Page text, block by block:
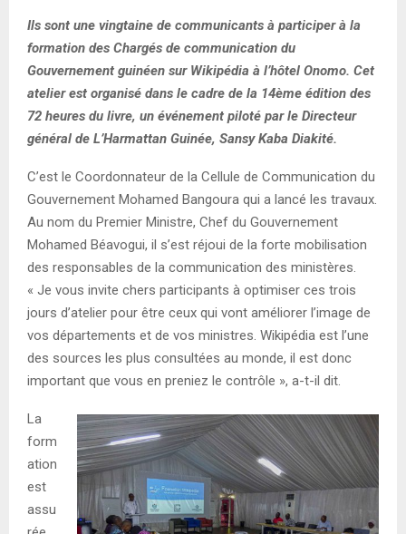
Ils sont une vingtaine de communicants à participer à la
formation des Chargés de communication du
Gouvernement guinéen sur Wikipédia à l’hôtel Onomo. Cet
atelier est organisé dans le cadre de la 14ème édition des
72 heures du livre, un événement piloté par le Directeur
général de L’Harmattan Guinée, Sansy Kaba Diakité.
C’est le Coordonnateur de la Cellule de Communication du
Gouvernement Mohamed Bangoura qui a lancé les travaux.
Au nom du Premier Ministre, Chef du Gouvernement
Mohamed Béavogui, il s’est réjoui de la forte mobilisation
des responsables de la communication des ministères.
« Je vous invite chers participants à optimiser ces trois
jours d’atelier pour être ceux qui vont améliorer l’image de
vos départements et de vos ministres. Wikipédia est l’une
des sources les plus consultées au monde, il est donc
important que vous en preniez le contrôle », a-t-il dit.
La
form
ation
est
assu